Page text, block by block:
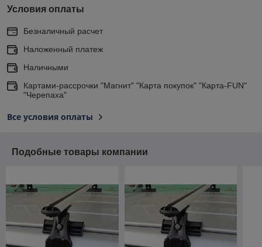
Условия оплаты
Безналичный расчет
Наложенный платеж
Наличными
Картами-рассрочки "Магнит" "Карта покупок" "Карта-FUN"
"Черепаха"
Все условия оплаты
Подобные товары компании